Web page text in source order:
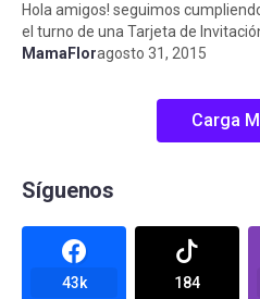
Hola amigos! seguimos
el turno de una Tarjeta de Invitación para Fiesta de
de los Mini...
MamaFloragosto 31, 2015
Carga
Síguenos
43k 184